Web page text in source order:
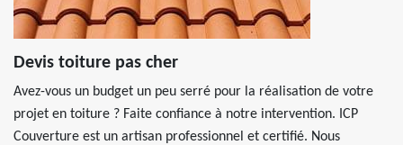
Devis toiture pas cher
Avez-vous un budget un peu serré pour la réalisation de votre
projet en toiture ? Faite confiance à notre intervention. ICP
Couverture est un artisan professionnel et certifié. Nous